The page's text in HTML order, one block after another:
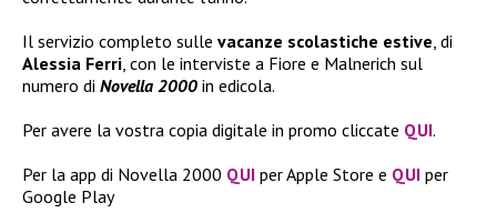
Il servizio completo sulle vacanze scolastiche estive , di
Alessia Ferri , con le interviste a Fiore e Malnerich sul
numero di Novella 2000 in edicola.
Per avere la vostra copia digitale in promo cliccate QUI.
Per la app di Novella 2000 QUI per Apple Store e QUI per
Google Play